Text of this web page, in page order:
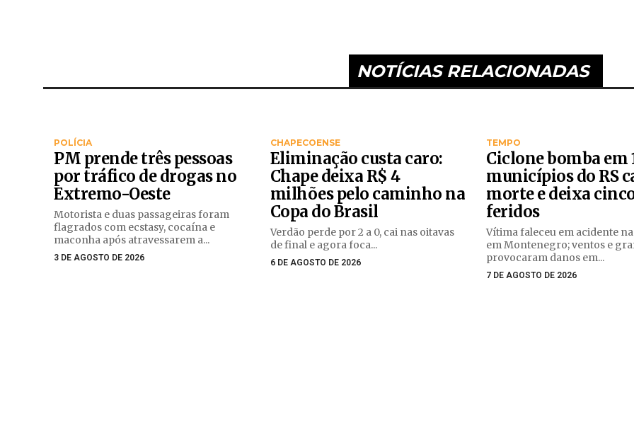
NOTÍCIAS RELACIONADAS
POLÍCIA
PM prende três pessoas
por tráfico de drogas no
Extremo-Oeste
Motorista e duas passageiras foram
flagrados com ecstasy, cocaína e
maconha após atravessarem a...
3 DE AGOSTO DE 2026
CHAPECOENSE
Eliminação custa caro:
Chape deixa R$ 4
milhões pelo caminho na
Copa do Brasil
Verdão perde por 2 a 0, cai nas oitavas
de final e agora foca...
6 DE AGOSTO DE 2026
TEMPO
Ciclone bomba em
municípios do RS
morte e deixa
feridos
Vítima faleceu em acidente na
em Montenegro; ventos e
provocaram danos em...
7 DE AGOSTO DE 2026